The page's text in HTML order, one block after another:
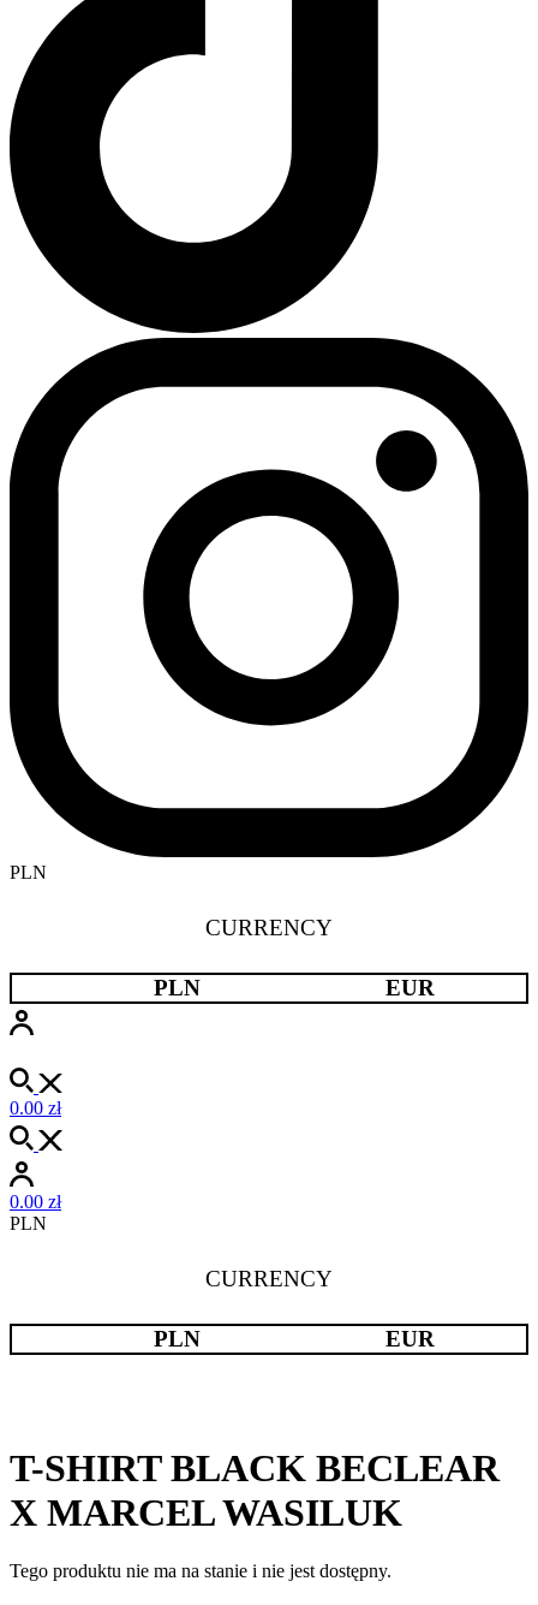
PLN
CURRENCY
PLN EUR
0.00 zł
0.00 zł
PLN
CURRENCY
PLN EUR
T-SHIRT BLACK BECLEAR
X MARCEL WASILUK
Tego produktu nie ma na stanie i nie jest dostępny.